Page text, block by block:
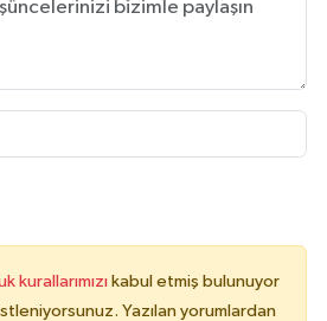
kurallarımızı kabul etmiş bulunuyor
Yazılan yorumlardan